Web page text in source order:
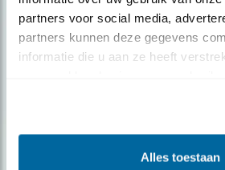
partners voor social media,
partners kunnen deze gegevens
informatie die u aan ze heeft
Alles toestaan